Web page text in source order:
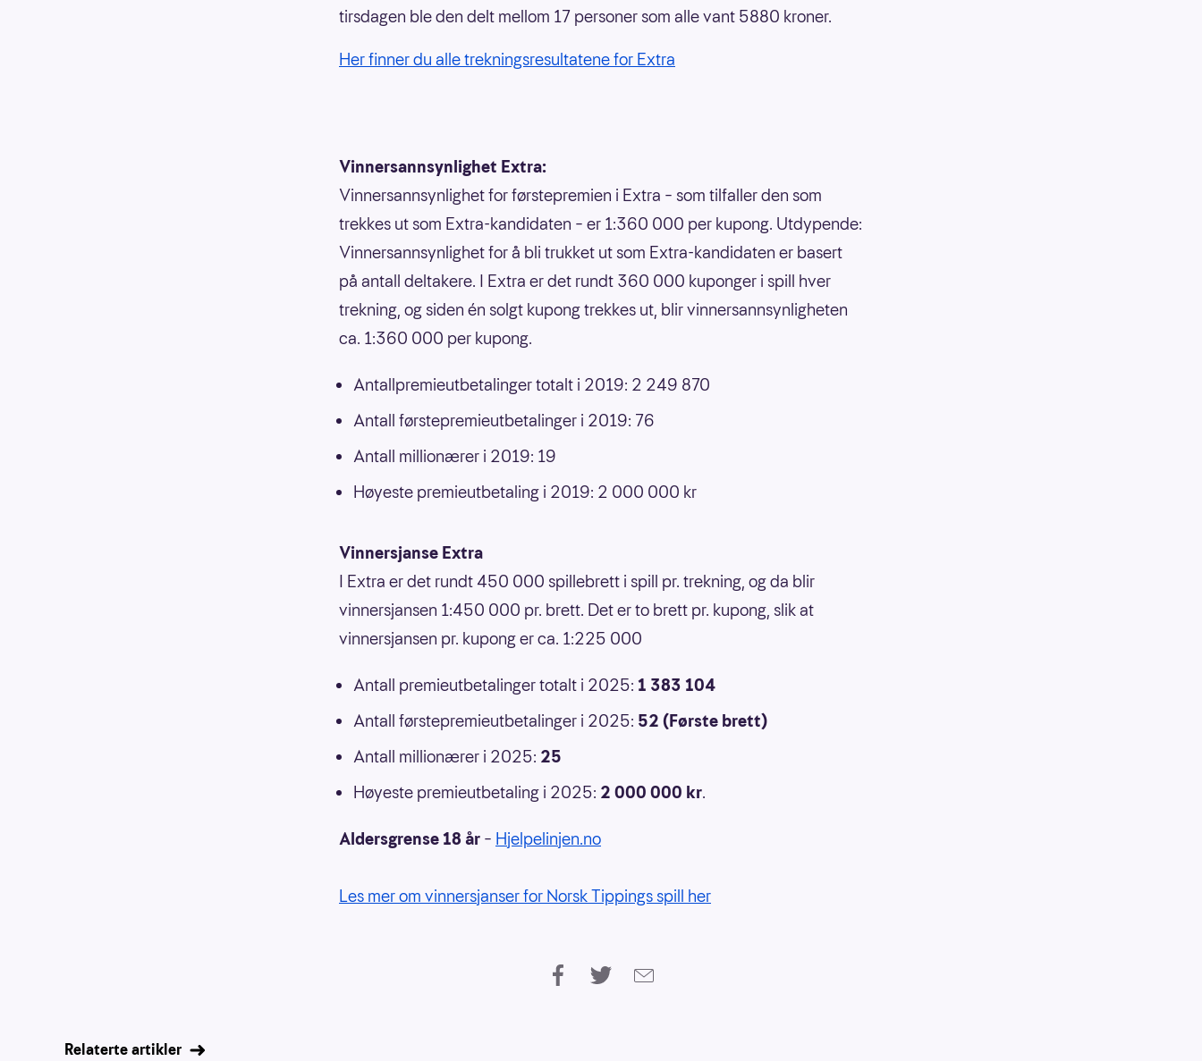
tirsdagen ble den delt mellom 17 personer som alle vant 5880 kroner.
Her finner du alle trekningsresultatene for Extra
Vinnersannsynlighet Extra:
Vinnersannsynlighet for førstepremien i Extra – som tilfaller den som
trekkes ut som Extra-kandidaten – er 1:360 000 per kupong. Utdypende:
Vinnersannsynlighet for å bli trukket ut som Extra-kandidaten er basert
på antall deltakere. I Extra er det rundt 360 000 kuponger i spill hver
trekning, og siden én solgt kupong trekkes ut, blir vinnersannsynligheten
ca. 1:360 000 per kupong.
Antallpremieutbetalinger totalt i 2019: 2 249 870
Antall førstepremieutbetalinger i 2019: 76
Antall millionærer i 2019: 19
Høyeste premieutbetaling i 2019: 2 000 000 kr
Vinnersjanse Extra
I Extra er det rundt 450 000 spillebrett i spill pr. trekning, og da blir
vinnersjansen 1:450 000 pr. brett. Det er to brett pr. kupong, slik at
vinnersjansen pr. kupong er ca. 1:225 000
Antall premieutbetalinger totalt i 2025: 1 383 104
Antall førstepremieutbetalinger i 2025: 52 (Første brett)
Antall millionærer i 2025: 25
Høyeste premieutbetaling i 2025: 2 000 000 kr.
Aldersgrense 18 år – Hjelpelinjen.no
Les mer om vinnersjanser for Norsk Tippings spill her
Relaterte artikler